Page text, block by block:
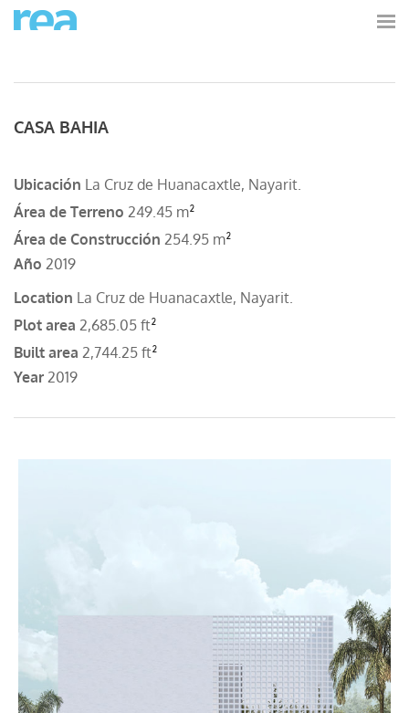
CASA BAHIA
Ubicación La Cruz de Huanacaxtle, Nayarit.
Área de Terreno 249.45 m²
Área de Construcción 254.95 m²
Año 2019
Location La Cruz de Huanacaxtle, Nayarit.
Plot area 2,685.05 ft²
Built area 2,744.25 ft²
Year 2019